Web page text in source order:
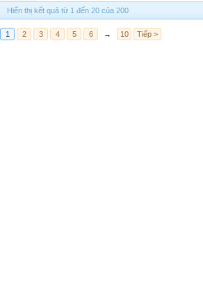
Hiển thị kết quả từ 1 đến 20 của 200
1 2 3 4 5 6 → 10 Tiếp >